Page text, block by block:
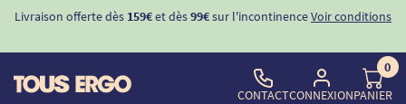
Livraison offerte dès 159€et dès99€sur l'incontinenceVoir conditions
CONTACTCONNEXION
0
PANIER